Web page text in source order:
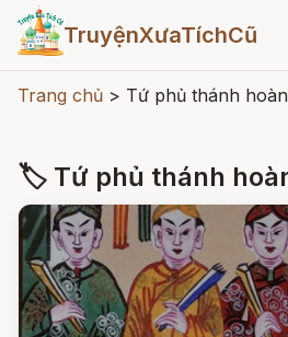
TruyệnXưaTíchCũ
Trang chủ > Tứ phủ thánh
🏷 Tứ phủ thánh